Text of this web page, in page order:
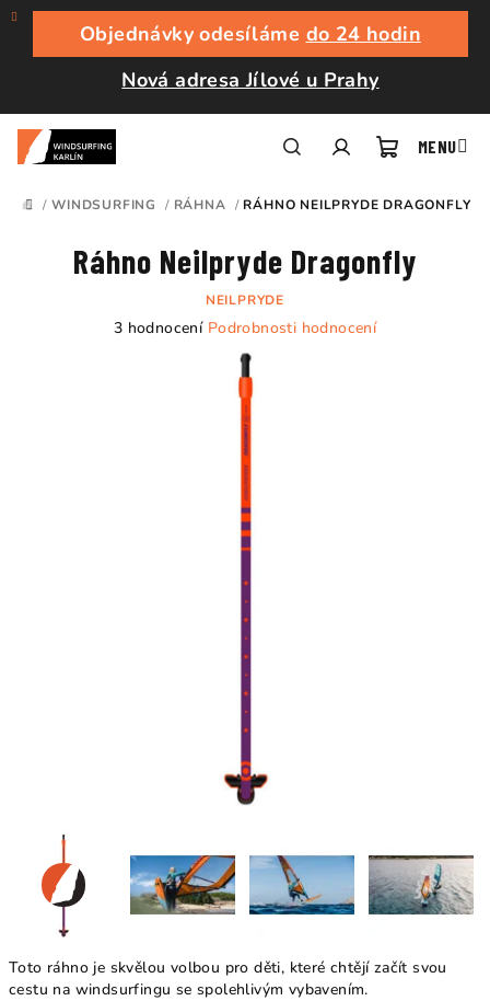
Přejít
obsah
Objednávky odesíláme do 24 hodin
Nová adresa Jílové u Prahy
košík
DOMŮ
/ WINDSURFING / RÁHNA / RÁHNO NEILPRYDE DRAGONFLY
Toto ráhno je skvělou volbou pro děti, které chtějí začít svou
cestu na windsurfingu se spolehlivým vybavením.
Ráhno Neilpryde Dragonfly
NEILPRYDE
Průměrné
3 hodnocení Podrobnosti hodnocení